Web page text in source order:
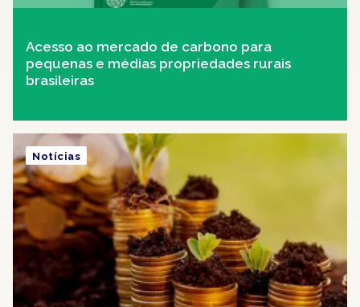
Acesso ao mercado de carbono para
pequenas e médias propriedades rurais
brasileiras
Notícias